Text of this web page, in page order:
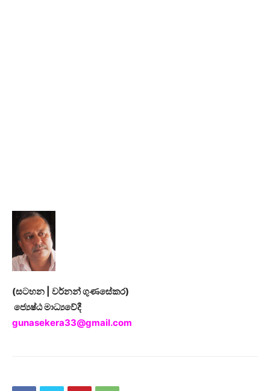
(සටහන | වර්නන් ගුණසේකර)
ජ්‍යෙෂ්ඨ මාධ්‍යවේදී
gunasekera33@gmail.com